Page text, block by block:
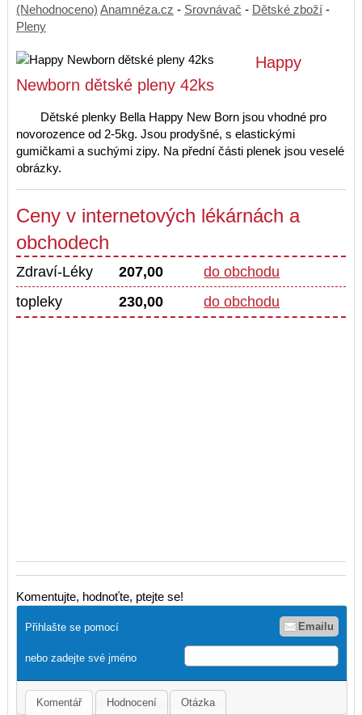
(Nehodnoceno) Anamnéza.cz - Srovnávač - Dětské zboží -
Pleny
Happy
Newborn dětské pleny 42ks
Dětské plenky Bella Happy New Born jsou vhodné pro
novorozence od 2-5kg. Jsou prodyšné, s elastickými
gumičkami a suchými zipy. Na přední části plenek jsou veselé
obrázky.
Ceny v internetových lékárnách a
obchodech
Zdraví-Léky 207,00
do obchodu
topleky
230,00 do obchodu
Komentujte, hodnoťte, ptejte se!
Přihlašte se pomocí Emailu
nebo zadejte své jméno
Komentář Hodnocení Otázka